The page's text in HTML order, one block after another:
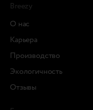
Breezy
О нас
Карьера
Производство
Экологичность
Отзывы